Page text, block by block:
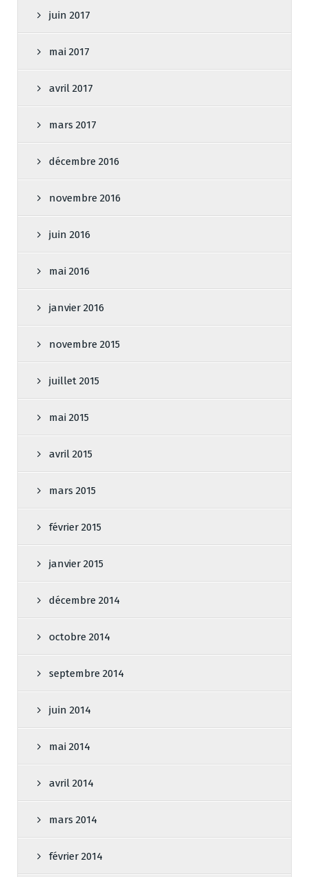
juin 2017
mai 2017
avril 2017
mars 2017
décembre 2016
novembre 2016
juin 2016
mai 2016
janvier 2016
novembre 2015
juillet 2015
mai 2015
avril 2015
mars 2015
février 2015
janvier 2015
décembre 2014
octobre 2014
septembre 2014
juin 2014
mai 2014
avril 2014
mars 2014
février 2014